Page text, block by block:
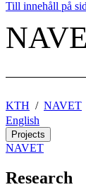
Till innehåll på
KTH NAVET
English
Projects
NAVET
Research